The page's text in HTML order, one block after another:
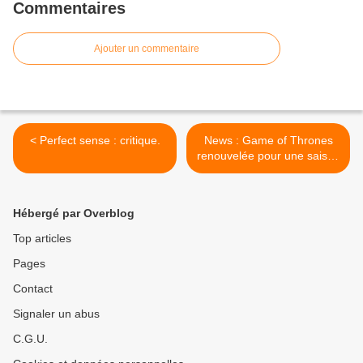
Commentaires
Ajouter un commentaire
< Perfect sense : critique.
News : Game of Thrones
renouvelée pour une saison
3 ! >
Hébergé par Overblog
Top articles
Pages
Contact
Signaler un abus
C.G.U.